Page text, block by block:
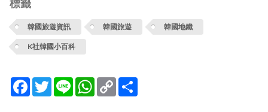
標籤
韓國旅遊資訊 韓國旅遊 韓國地鐵
K社韓國小百科
Facebook
TwitterLine WhatsApp
Copy
Link